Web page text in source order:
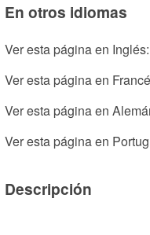
En otros idiomas
Ver esta página en Inglés:
Ver esta página en
Ver esta página en
Ver esta página en
Descripción